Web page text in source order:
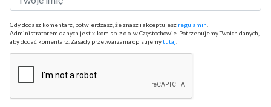
Gdy dodasz komentarz, potwierdzasz, że znasz i akceptujesz regulamin
Administratorem danych jest x-kom sp. z o.o. w Częstochowie. Potrzebujemy Twoich danych,
aby dodać komentarz. Zasady przetwarzania opisujemytutaj